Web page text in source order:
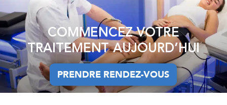
COMMENCEZ VOTRE
TRAITEMENT AUJOURD’HUI
PRENDRE RENDEZ-VOUS
PRENDRE RENDEZ-VOUS